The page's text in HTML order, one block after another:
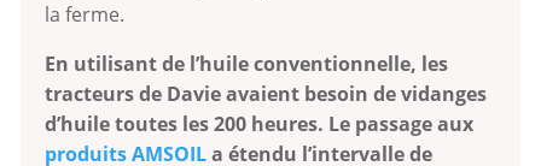
la ferme.
En utilisant de l’huile conventionnelle, les
tracteurs de Davie avaient besoin de vidanges
d’huile toutes les 200 heures. Le passage aux
produits AMSOILa étendu l’intervalle de